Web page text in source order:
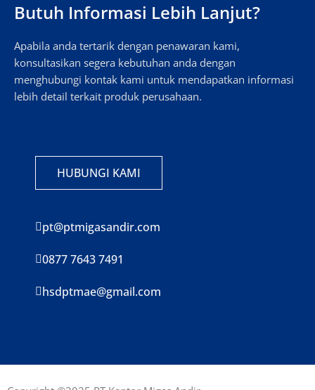
Butuh Informasi Lebih Lanjut?
Apabila anda tertarik dengan penawaran kami,
konsultasikan segera kebutuhan anda dengan
menghubungi kontak kami untuk mendapatkan informasi
lebih detail terkait produk perusahaan.
HUBUNGI KAMI
pt@ptmigasandir.com
0877 7643 7491
hsdptmae@gmail.com